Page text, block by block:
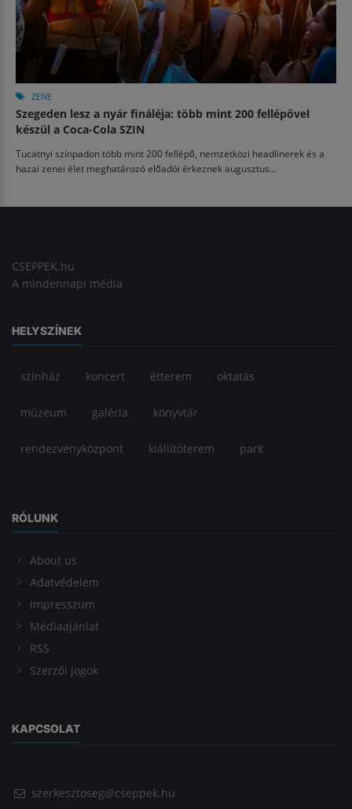
ZENE
Szegeden lesz a nyár fináléja: több mint 200 fellépővel
készül a Coca-Cola SZIN
Tucatnyi színpadon több mint 200 fellépő, nemzetközi headlinerek és a
hazai zenei élet meghatározó előadói érkeznek augusztus...
CSEPPEK.hu
A mindennapi média
HELYSZÍNEK
színház koncert étterem oktatás
múzeum galéria könyvtár
rendezvényközpont kiállítóterem park
RÓLUNK
About us
Adatvédelem
Impresszum
Médiaajánlat
RSS
Szerzői jogok
KAPCSOLAT
szerkesztoseg@cseppek.hu